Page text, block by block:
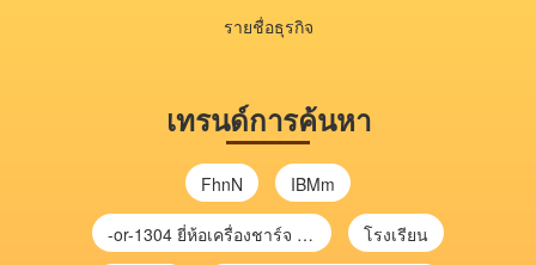
รายชื่อธุรกิจ
เทรนด์การค้นหา
FhnN IBMm
-or-1304 ยี่ห้อเครื่องชาร์จ chargecore โรงเรียน